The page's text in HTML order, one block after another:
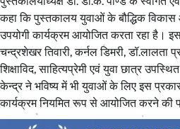
कहा कि पुस्तकालय युवाओं के बौद्धिक विकास
उपयोगी कार्यक्रम आयोजित करता रहा है।
चन्द्रशेखर तिवारी, कर्नल डिमरी, डॉ.लालता
शिक्षाविद, साहित्यप्रेमी एवं युवा छात्र
केन्द्र ने भविष्य में भी युवाओं के लिए इस प्रकार
कार्यक्रम नियमित रूप से आयोजित करने की